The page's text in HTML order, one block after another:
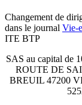
Changement de
dans le journal Vie-
ITE BTP
SAS au capital de
ROUTE DE
BREUIL 47200